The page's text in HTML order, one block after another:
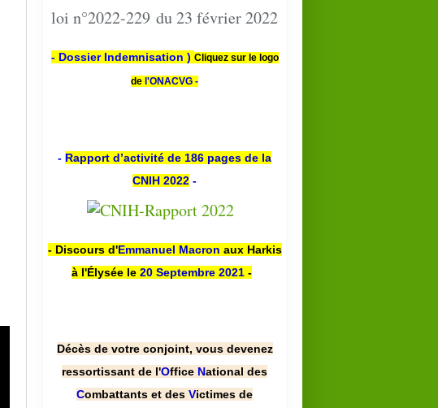
loi n°2022-229 du 23 février 2022
- Dossier Indemnisation ) Cliquez sur le logo
de l'ONACVG -
- Rapport d’activité de 186 pages de la
CNIH 2022 -
- Discours d'Emmanuel Macron aux Harkis
à l'Élysée le 20 Septembre 2021 -
Décès de votre conjoint, vous devenez
ressortissant de l'Office National des
Combattants et des Victimes de